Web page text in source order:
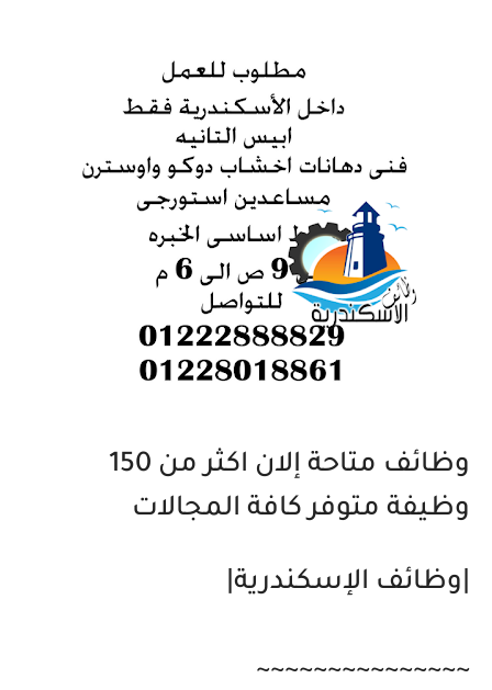
وظائف متاحة إلان اكثر من 150
وظيفة متوفر كافة المجالات
|وظائف الإسكندرية|
~~~~~~~~~~~~~~~